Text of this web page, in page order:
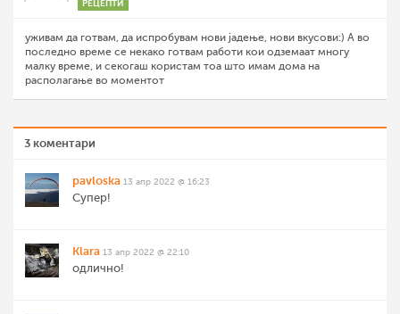
РЕЦЕПТИ
уживам да готвам, да испробувам нови јадење, нови вкусови:) А во
последно време се некако готвам работи кои одземаат многу
малку време, и секогаш користам тоа што имам дома на
располагање во моментот
3 коментари
pavloska 13 апр 2022 @ 16:23
Супер!
Klara 13 апр 2022 @ 22:10
одлично!